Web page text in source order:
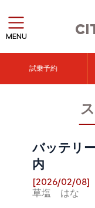
MENU
試乗予約
バッテリ
内
[2026/02/08]
草塩 はな